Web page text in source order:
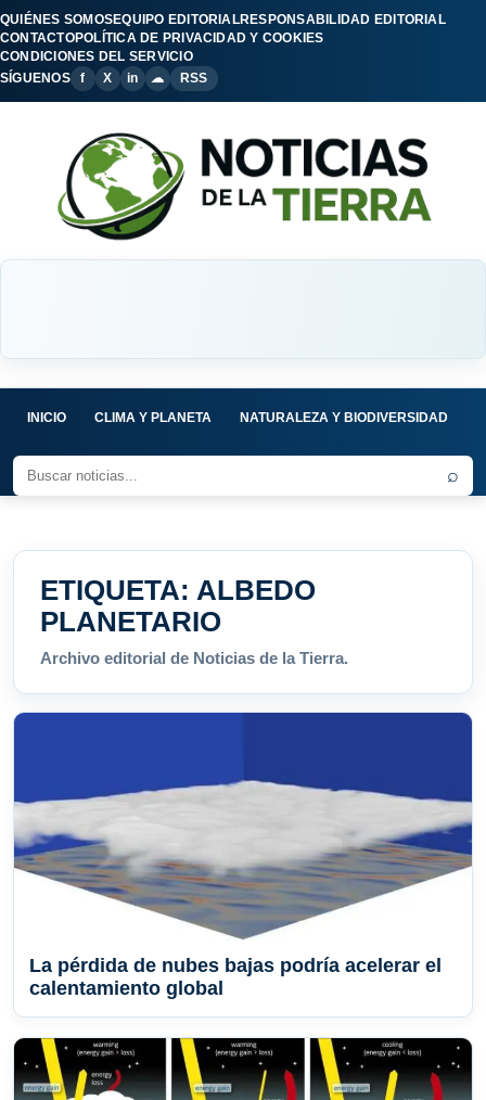
QUIÉNES SOMOSEQUIPO EDITORIALRESPONSABILIDAD EDITORIAL
CONTACTOPOLÍTICA DE PRIVACIDAD Y COOKIES
CONDICIONES DEL SERVICIO
SÍGUENOS
f X in ☁ RSS
INICIO CLIMA Y PLANETA NATURALEZA Y BIODIVERSIDAD
⌕
ETIQUETA: ALBEDO
PLANETARIO
Archivo editorial de Noticias de la Tierra.
La pérdida de nubes bajas podría acelerar el
calentamiento global